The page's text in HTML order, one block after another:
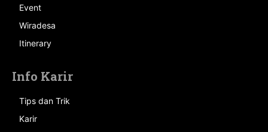
Event
Wiradesa
Itinerary
Info Karir
Tips dan Trik
Karir